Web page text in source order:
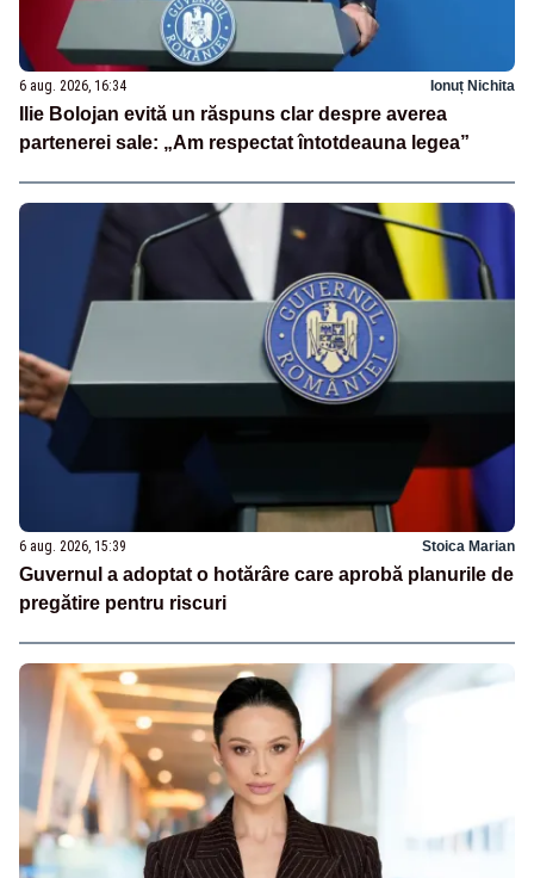
6 aug. 2026, 16:34 Ionuț Nichita
Ilie Bolojan evită un răspuns clar despre averea
partenerei sale: „Am respectat întotdeauna legea”
6 aug. 2026, 15:39 Stoica Marian
Guvernul a adoptat o hotărâre care aprobă planurile de
pregătire pentru riscuri